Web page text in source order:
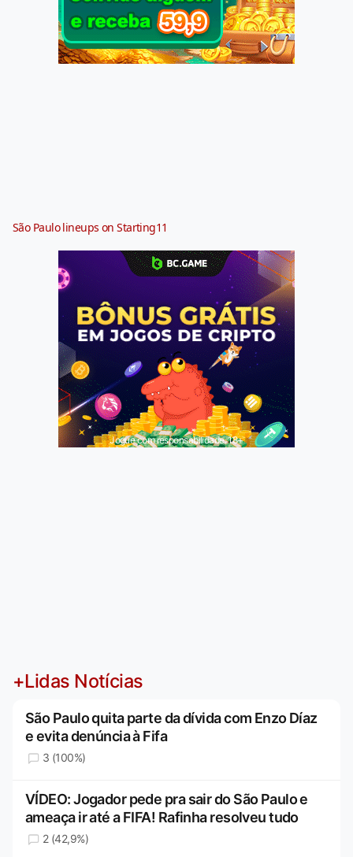
São Paulo lineups on Starting11
Jogue com responsabilidade. 18+
+Lidas Notícias
São Paulo quita parte da dívida com Enzo Díaz
e evita denúncia à Fifa
3 (100%)
VÍDEO: Jogador pede pra sair do São Paulo e
ameaça ir até a FIFA! Rafinha resolveu tudo
2 (42,9%)